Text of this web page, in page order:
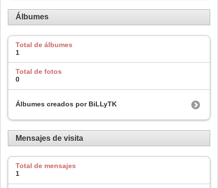
Álbumes
Total de álbumes
1
Total de fotos
0
Álbumes creados por BiLLyTK
Mensajes de visita
Total de mensajes
1